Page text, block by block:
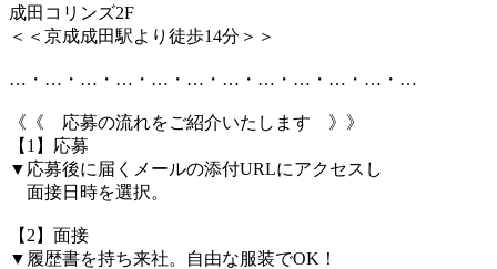
成田コリンズ2F
＜＜京成成田駅より徒歩14分＞＞
…・…・…・…・…・…・…・…・…・…・…・…
《《 応募の流れをご紹介いたします 》》
【1】応募
▼応募後に届くメールの添付URLにアクセスし
面接日時を選択。
【2】面接
▼履歴書を持ち来社。自由な服装でOK！